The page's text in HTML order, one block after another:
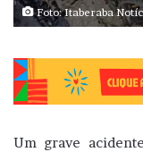
Foto: Itaberaba
Um grave